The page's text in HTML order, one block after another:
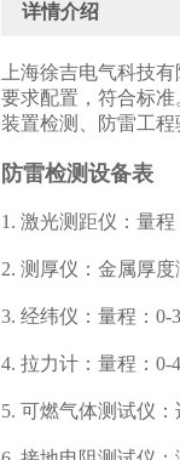
详情介绍
上海徐吉电气科技
要求配置，符合标
装置检测、防雷工
防雷检测设备表
1. 激光测距仪：量
2. 测厚仪：金属厚
3. 经纬仪：量程：0-
4. 拉力计：量程：0-
5. 可燃气体测试仪